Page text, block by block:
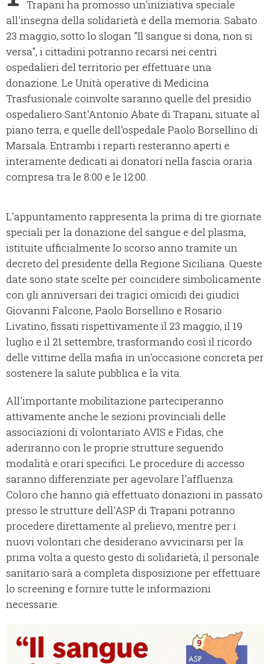
Trapani ha promosso un'iniziativa speciale
all'insegna della solidarietà e della memoria. Sabato
23 maggio, sotto lo slogan "Il sangue si dona, non si
versa", i cittadini potranno recarsi nei centri
ospedalieri del territorio per effettuare una
donazione. Le Unità operative di Medicina
Trasfusionale coinvolte saranno quelle del presidio
ospedaliero Sant'Antonio Abate di Trapani, situate al
piano terra, e quelle dell'ospedale Paolo Borsellino di
Marsala. Entrambi i reparti resteranno aperti e
interamente dedicati ai donatori nella fascia oraria
compresa tra le 8:00 e le 12:00.
L'appuntamento rappresenta la prima di tre giornate
speciali per la donazione del sangue e del plasma,
istituite ufficialmente lo scorso anno tramite un
decreto del presidente della Regione Siciliana. Queste
date sono state scelte per coincidere simbolicamente
con gli anniversari dei tragici omicidi dei giudici
Giovanni Falcone, Paolo Borsellino e Rosario
Livatino, fissati rispettivamente il 23 maggio, il 19
luglio e il 21 settembre, trasformando così il ricordo
delle vittime della mafia in un'occasione concreta per
sostenere la salute pubblica e la vita.
All'importante mobilitazione parteciperanno
attivamente anche le sezioni provinciali delle
associazioni di volontariato AVIS e Fidas, che
aderiranno con le proprie strutture seguendo
modalità e orari specifici. Le procedure di accesso
saranno differenziate per agevolare l'affluenza.
Coloro che hanno già effettuato donazioni in passato
presso le strutture dell'ASP di Trapani potranno
procedere direttamente al prelievo, mentre per i
nuovi volontari che desiderano avvicinarsi per la
prima volta a questo gesto di solidarietà, il personale
sanitario sarà a completa disposizione per effettuare
lo screening e fornire tutte le informazioni
necessarie.